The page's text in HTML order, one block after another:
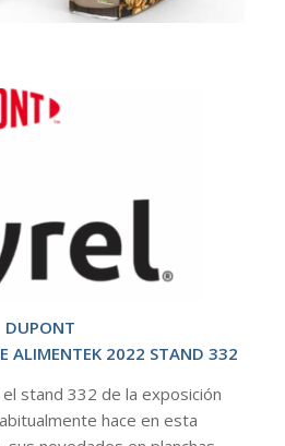
DUPONT
ALIMENTEK 2022 STAND 332
stand 332 de la exposición
hace en esta